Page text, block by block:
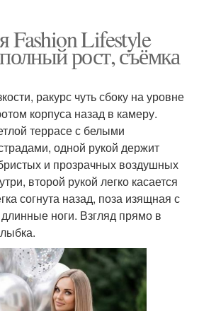
Fashion Lifestyle
рост, съёмка
ракурс чуть сбоку на уровне
корпуса назад в камеру.
террасе с белыми
одной рукой держит
и прозрачных воздушных
второй рукой легко касается
согнута назад, поза изящная с
ноги. Взгляд прямо в